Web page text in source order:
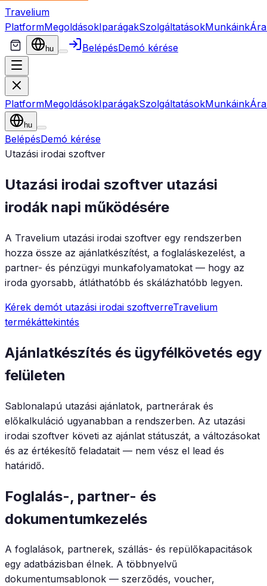
Travelium
PlatformMegoldásokIparágakSzolgáltatásokMunkáink
hu BelépésDemó kérése
PlatformMegoldásokIparágakSzolgáltatásokMunkáink
hu
BelépésDemó kérése
Utazási irodai szoftver
Utazási irodai szoftver utazási
irodák napi működésére
A Travelium utazási irodai szoftver egy rendszerben
hozza össze az ajánlatkészítést, a foglaláskezelést, a
partner- és pénzügyi munkafolyamatokat — hogy az
iroda gyorsabb, átláthatóbb és skálázhatóbb legyen.
Kérek demót utazási irodai szoftverreTravelium
termékáttekintés
Ajánlatkészítés és ügyfélkövetés egy
felületen
Sablonalapú utazási ajánlatok, partnerárak és
előkalkuláció ugyanabban a rendszerben. Az utazási
irodai szoftver követi az ajánlat státuszát, a változásokat
és az értékesítő feladatait — nem vész el lead és
határidő.
Foglalás-, partner- és
dokumentumkezelés
A foglalások, partnerek, szállás- és repülőkapacitások
egy adatbázisban élnek. A többnyelvű
dokumentumsablonok — szerződés, voucher,